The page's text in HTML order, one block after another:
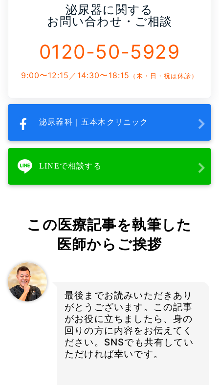
泌尿器に関する
お問い合わせ・ご相談
0120-50-5929
9:00〜12:15／14:30〜18:15 （木・日・祝は休診）
泌尿器科｜五本木クリニック
LINEで相談する
この医療記事を執筆した
医師からご挨拶
最後までお読みいただきあり
がとうございます。この記事
がお役に立ちましたら、身の
回りの方に内容をお伝えてく
ださい。SNSでも共有してい
ただければ幸いです。